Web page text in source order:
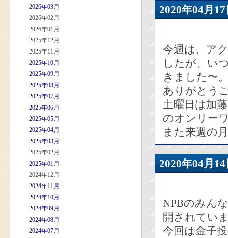
2026年03月
2026年02月
2026年01月
2025年12月
2025年11月
2025年10月
2025年09月
2025年08月
2025年07月
2025年06月
2025年05月
2025年04月
2025年03月
2025年02月
2025年01月
2024年12月
2024年11月
2024年10月
2024年09月
2024年08月
2024年07月
2020年04
今週は、ア
したが、い
きました〜
ありがとう
土曜日は加
のオンリー
また来週の
2020年04
NPBのみん
開されてい
今回は金子